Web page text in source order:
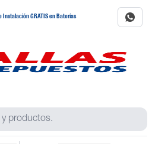
Instalación GRATIS en Baterías